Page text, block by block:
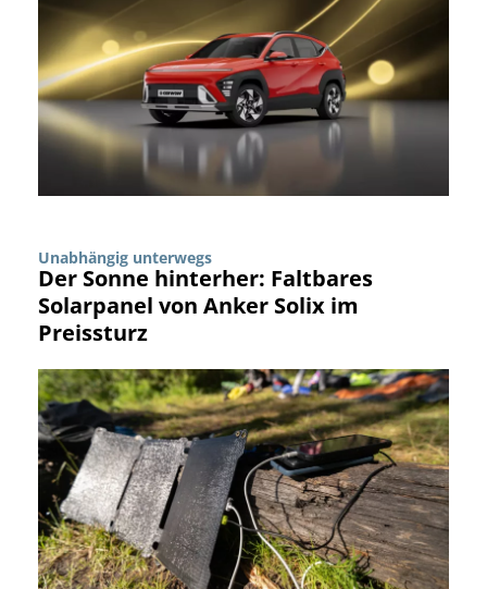
Unabhängig unterwegs
Der Sonne hinterher: Faltbares
Solarpanel von Anker Solix im
Preissturz